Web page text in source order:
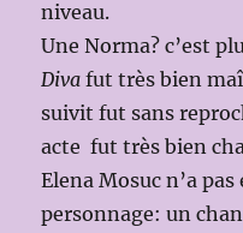
niveau.
Une Norma? c’est
Diva fut très bien
suivit fut sans
acte fut très bien
Elena Mosuc n’a
personnage: un